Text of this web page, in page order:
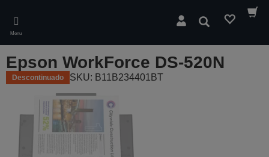
main
content
Menu
Pesquisar
Epson WorkForce DS-520N
Descontinuado SKU: B11B234401BT